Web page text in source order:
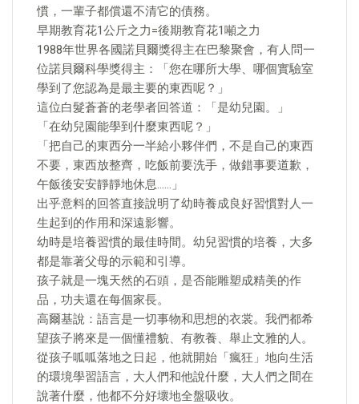
慣，一輩子都償還不清它的債務。
早期教育花1公斤之力=後期教育花1噸之力
1988年世界各國諾貝爾獎得主在巴黎聚會，有人問一
位諾貝爾科學獎得主：「您在哪所大學、哪個實驗室
學到了您認為是最主要的東西呢？」
這位白髮蒼蒼的老學者回答道：「是幼兒園。」
「在幼兒園能學到什麼東西呢？」
「把自己的東西分一半給小夥伴們，不是自己的東西
不要，東西放整齊，吃飯前要洗手，做錯事要道歉，
午飯後安安靜靜地休息……」
出乎意料的回答直接說明了幼時養成良好習慣對人一
生起到的作用和深遠影響。
幼時是培養習慣的最佳時間。幼兒習慣的培養，大多
都是靠著父母的示範和引導。
孩子就是一塊天然的石頭，是否能雕塑成精美的作
品，功夫還在每個家長。
高爾基說：語言是一切事物和思想的衣裳。我們都希
望孩子將來是一個懂禮貌、有教養、舉止文雅的人。
從孩子呱呱落地之日起，他就開始「瘋狂」地向生活
的環境學習語言，大人們和他說什麼，大人們之間在
說著什麼，他都不分好壞地全盤吸收。